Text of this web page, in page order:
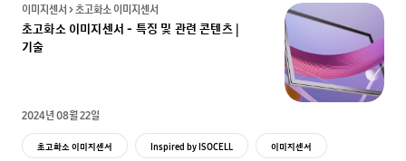
이미지센서 > 초고화소 이미지센서
초고화소 이미지센서 - 특징 및 관련 콘텐츠 |
기술
2024년 08월 22일
초고화소 이미지센서 Inspired by ISOCELL 이미지센서